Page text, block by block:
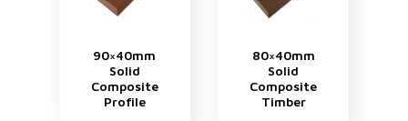
90×40mm
Solid
Composite
Profile
80×40mm
Solid
Composite
Timber